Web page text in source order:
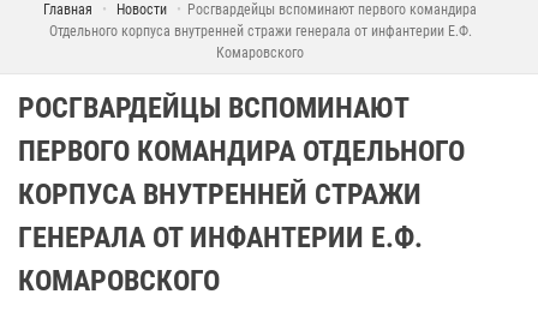
Главная Новости
Росгвардейцы вспоминают первого командира
Отдельного корпуса внутренней стражи генерала от инфантерии Е.Ф.
Комаровского
РОСГВАРДЕЙЦЫ ВСПОМИНАЮТ
ПЕРВОГО КОМАНДИРА ОТДЕЛЬНОГО
КОРПУСА ВНУТРЕННЕЙ СТРАЖИ
ГЕНЕРАЛА ОТ ИНФАНТЕРИИ Е.Ф.
КОМАРОВСКОГО